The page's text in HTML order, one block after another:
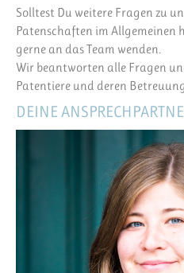
Solltest Du weitere Fragen zu
Patenschaften im Allgemeinen
gerne an das Team wenden.
Wir beantworten alle Fragen
Patentiere und deren Betreuung.
DEINE